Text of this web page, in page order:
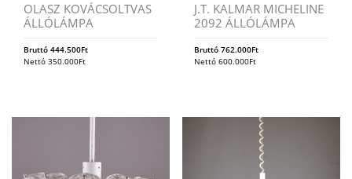
OLASZ KOVÁCSOLTVAS
ÁLLÓLÁMPA
Bruttó 444.500Ft
Nettó 350.000Ft
J.T. KALMAR MICHELINE
2092 ÁLLÓLÁMPA
Bruttó762.000Ft
Nettó600.000Ft